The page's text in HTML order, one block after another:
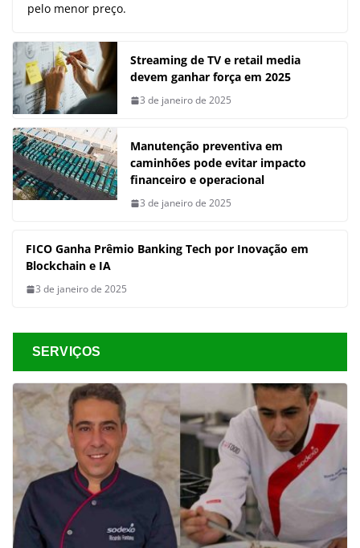
pelo menor preço.
Streaming de TV e retail media
devem ganhar força em 2025
3 de janeiro de 2025
Manutenção preventiva em
caminhões pode evitar impacto
financeiro e operacional
3 de janeiro de 2025
FICO Ganha Prêmio Banking Tech por Inovação em
Blockchain e IA
3 de janeiro de 2025
SERVIÇOS